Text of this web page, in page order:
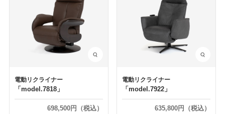
電動リクライナー
「model.7818」
698,500円（税込）
電動リクライナー
「model.7922」
635,800円（税込）